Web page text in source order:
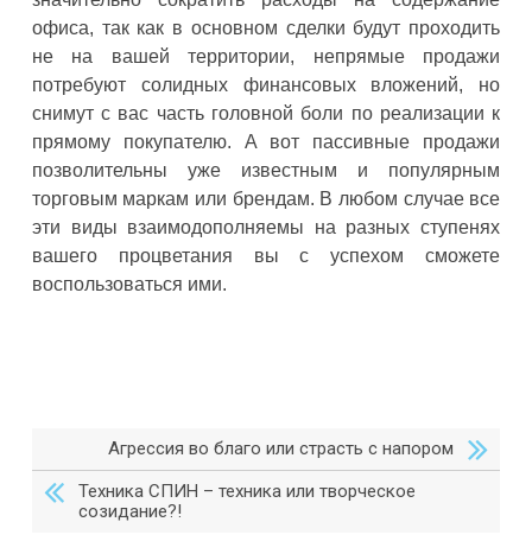
офиса, так как в основном сделки будут проходить
не на вашей территории, непрямые продажи
потребуют солидных финансовых вложений, но
снимут с вас часть головной боли по реализации к
прямому покупателю. А вот пассивные продажи
позволительны уже известным и популярным
торговым маркам или брендам. В любом случае все
эти виды взаимодополняемы на разных ступенях
вашего процветания вы с успехом сможете
воспользоваться ими.
Агрессия во благо или страсть с напором
Техника СПИН – техника или творческое
созидание?!